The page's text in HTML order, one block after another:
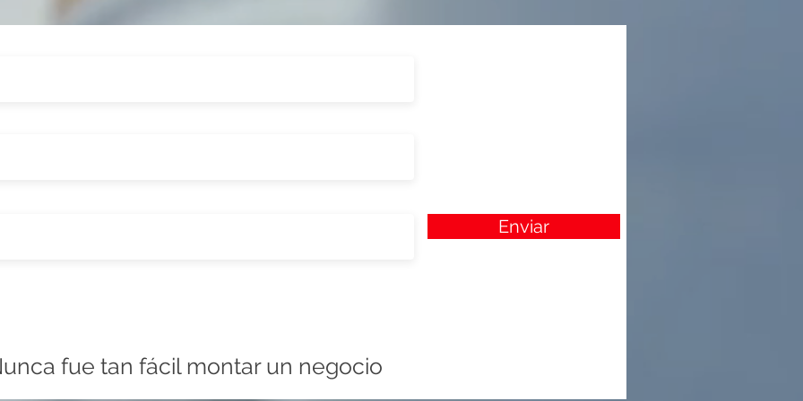
Enviar
fue tan fácil montar un negocio